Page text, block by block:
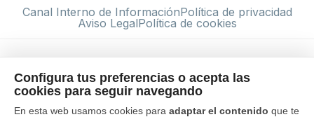
Configura tus preferencias o acepta las
cookies para seguir navegando
En esta web usamos cookies para adaptar el contenido que te
Canal Interno de InformaciónPolítica de privacidad
Aviso LegalPolítica de cookies